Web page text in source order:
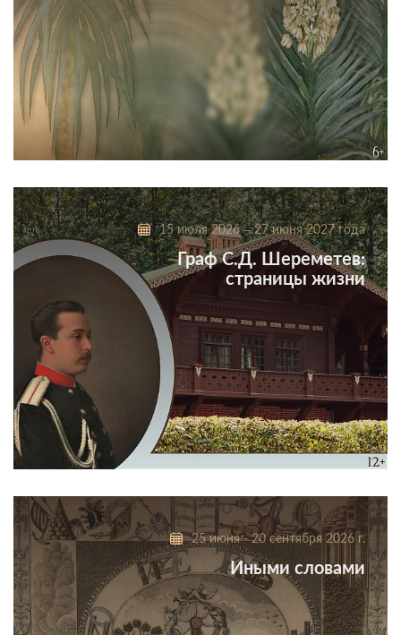
Растительный мир усадьбы Кусково второй половины
XVIII – начала XIX века
15 июля 2026 – 27 июня 2027 года
Граф С.Д. Шереметев:
страницы жизни
Граф С.Д. Шереметев: страницы жизни
25 июня - 20 сентября 2026 г.
Иными словами